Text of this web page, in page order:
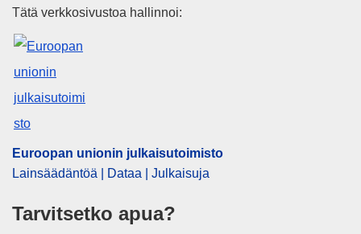
Euroopan unionin
Tätä verkkosivustoa hallinnoi:
Euroopan unionin julkaisutoimisto
Lainsäädäntöä | Dataa | Julkaisuja
Tarvitsetko apua?